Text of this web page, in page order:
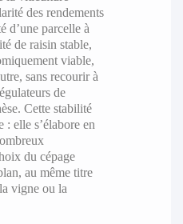
des rendements
d’une parcelle à
de raisin stable,
viable,
sans recourir à
de
Cette stabilité
: elle s’élabore en
du cépage
au même titre
vigne ou la